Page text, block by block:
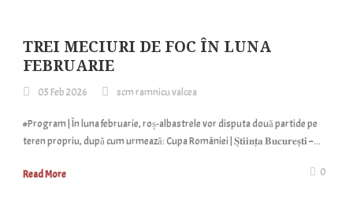
TREI MECIURI DE FOC ÎN LUNA
FEBRUARIE
05 Feb 2026 scm ramnicu valcea
#Program | În luna februarie, roș-albastrele vor disputa două partide pe
teren propriu, după cum urmează: Cupa României | 𝐒̦𝐭𝐢𝐢𝐧𝐭̦𝐚 𝐁𝐮𝐜𝐮𝐫𝐞𝐬̦𝐭𝐢 –...
Read More 0